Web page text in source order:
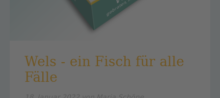
Wels - ein Fisch für alle
Fälle